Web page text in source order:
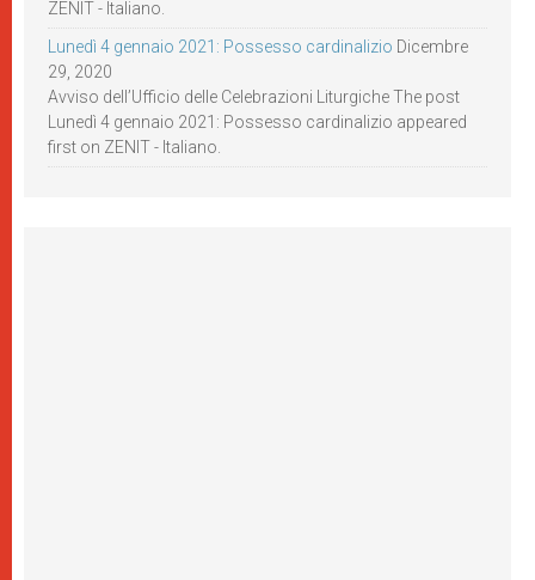
ZENIT - Italiano.
Lunedì 4 gennaio 2021: Possesso cardinalizio Dicembre
29, 2020
Avviso dell’Ufficio delle Celebrazioni Liturgiche The post
Lunedì 4 gennaio 2021: Possesso cardinalizio appeared
first on ZENIT - Italiano.